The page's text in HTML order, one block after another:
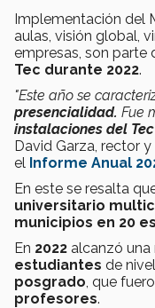
Implementación del
aulas, visión global,
empresas, son parte
Tec durante 2022.
"Este año se
presencialidad. Fue
instalaciones del
David Garza, rector y
el Informe Anual
En este se resalta
universitario
municipios en 20
En 2022 alcanzó
estudiantes de nivel
posgrado , que
profesores.